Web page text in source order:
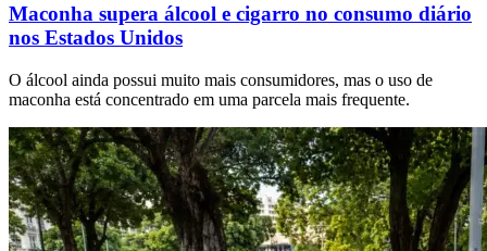
Maconha supera álcool e cigarro no consumo diário
nos Estados Unidos
O álcool ainda possui muito mais consumidores, mas o uso de
maconha está concentrado em uma parcela mais frequente.